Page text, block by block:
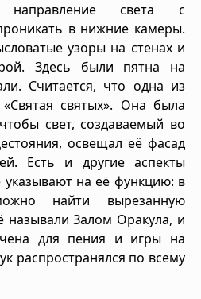
направление света с
в нижние камеры.
узоры на стенах и
Здесь были пятна на
Считается, что одна из
святых». Она была
свет, создаваемый во
освещал её фасад
Есть и другие аспекты
указывают на её функцию: в
найти вырезанную
называли Залом Оракула, и
для пения и игры на
распространялся по всему